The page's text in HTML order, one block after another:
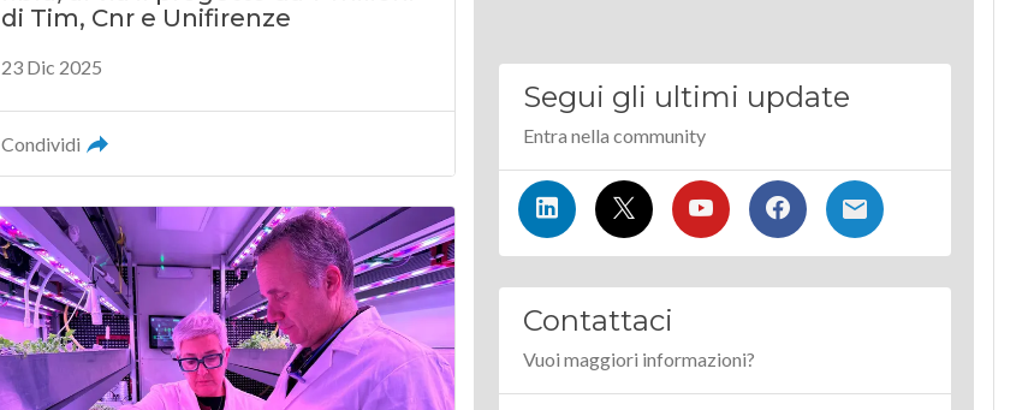
di Tim, Cnr e Unifirenze
23 Dic 2025
Condividi
Segui gli ultimi update
Entra nella community
Contattaci
Vuoi maggiori informazioni?